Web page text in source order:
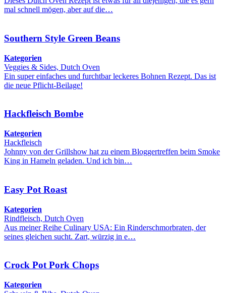
mal schnell mögen, aber auf die…
Southern Style Green Beans
Kategorien
Veggies & Sides, Dutch Oven
Ein super einfaches und furchtbar leckeres Bohnen Rezept. Das ist
die neue Pflicht-Beilage!
Hackfleisch Bombe
Kategorien
Hackfleisch
Johnny von der Grillshow hat zu einem Bloggertreffen beim Smoke
King in Hameln geladen. Und ich bin…
Easy Pot Roast
Kategorien
Rindfleisch, Dutch Oven
Aus meiner Reihe Culinary USA: Ein Rinderschmorbraten, der
seines gleichen sucht. Zart, würzig in e…
Crock Pot Pork Chops
Kategorien